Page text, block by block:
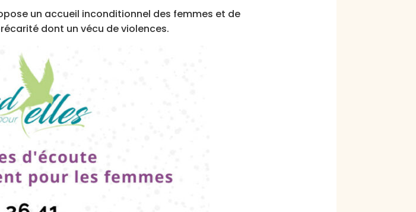
un accueil inconditionnel des femmes et de
dont un vécu de violences.